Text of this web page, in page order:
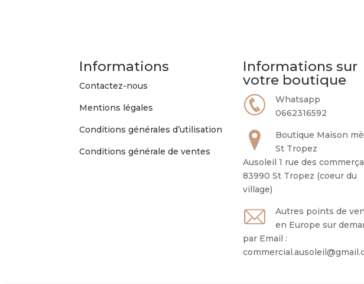
choisies
du
Informations
Contactez-nous
Mentions légales
Conditions générales d’utilisation
Conditions générale de ventes
Informations sur
votre boutique
Whatsapp
0662316592
Boutique Maison
St Tropez
Ausoleil 1 rue des
83990 St Tropez (coeur du
village)
Autres points de
en Europe sur
par Email :